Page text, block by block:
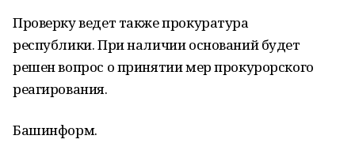
Проверку ведет также прокуратура
республики. При наличии оснований будет
решен вопрос о принятии мер прокурорского
реагирования.
Башинформ.